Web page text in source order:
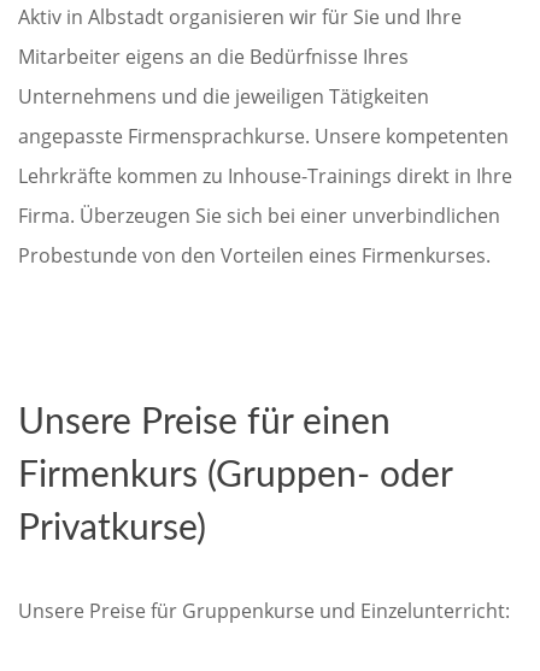
Aktiv in Albstadt organisieren wir für Sie und Ihre
Mitarbeiter eigens an die Bedürfnisse Ihres
Unternehmens und die jeweiligen Tätigkeiten
angepasste Firmensprachkurse. Unsere kompetenten
Lehrkräfte kommen zu Inhouse-Trainings direkt in Ihre
Firma. Überzeugen Sie sich bei einer unverbindlichen
Probestunde von den Vorteilen eines Firmenkurses.
Unsere Preise für einen
Firmenkurs (Gruppen- oder
Privatkurse)
Unsere Preise für Gruppenkurse und Einzelunterricht: